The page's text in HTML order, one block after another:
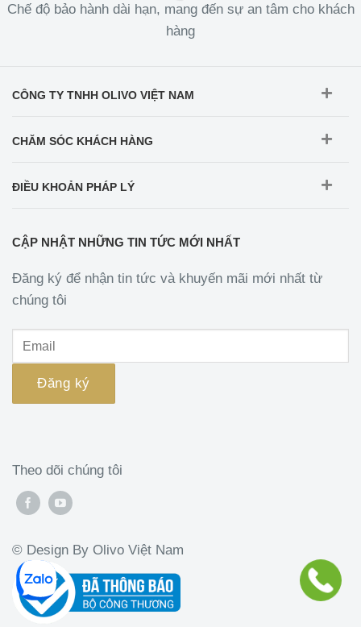
Chế độ bảo hành dài hạn, mang đến sự an tâm cho khách
hàng
CÔNG TY TNHH OLIVO VIỆT NAM
CHĂM SÓC KHÁCH HÀNG
ĐIỀU KHOẢN PHÁP LÝ
CẬP NHẬT NHỮNG TIN TỨC MỚI NHẤT
Đăng ký để nhận tin tức và khuyến mãi mới nhất từ
chúng tôi
© Design By Olivo Việt Nam
Theo dõi chúng tôi